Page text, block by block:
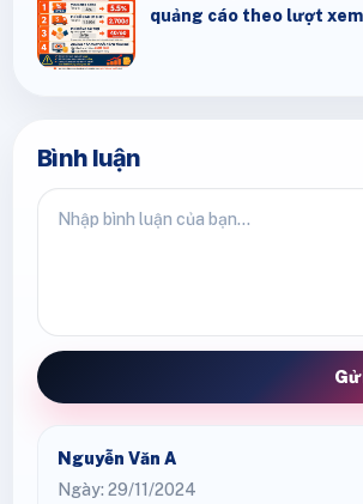
quảng cáo theo lượt xem
Bình luận
Nguyễn Văn A
Ngày: 29/11/2024